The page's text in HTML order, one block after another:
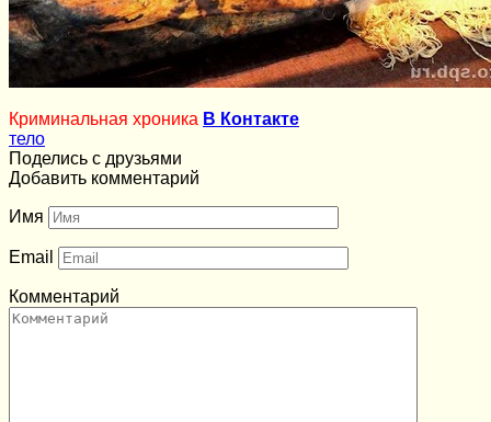
Криминальная хроника В Контакте
тело
Поделись с друзьями
Добавить комментарий
Имя
Email
Комментарий